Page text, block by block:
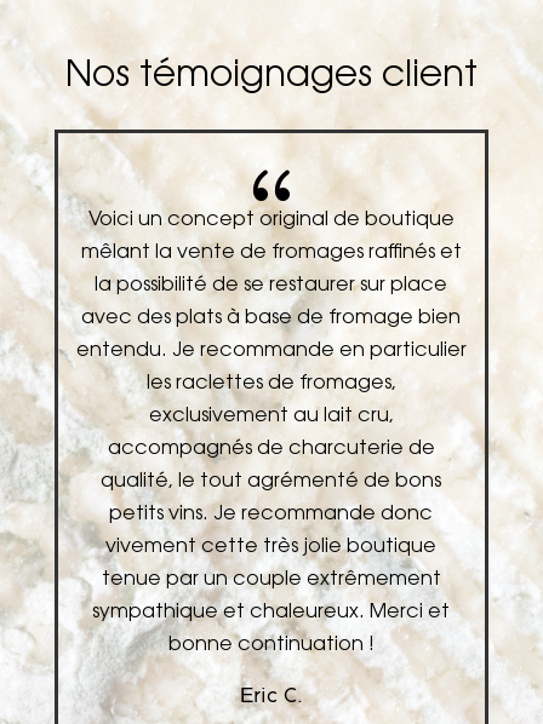
Nos témoignages client
{
Voici un concept original de boutique
mêlant la vente de fromages raffinés et
la possibilité de se restaurer sur place
avec des plats à base de fromage bien
entendu. Je recommande en particulier
les raclettes de fromages,
exclusivement au lait cru,
accompagnés de charcuterie de
qualité, le tout agrémenté de bons
petits vins. Je recommande donc
vivement cette très jolie boutique
tenue par un couple extrêmement
sympathique et chaleureux. Merci et
bonne continuation !
Eric C.
!